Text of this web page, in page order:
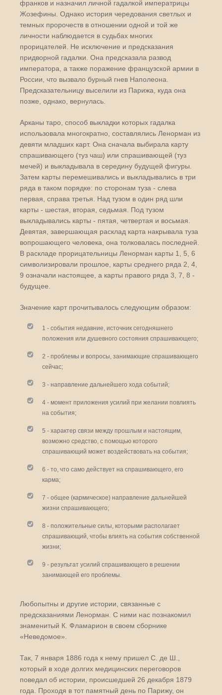
франков и назначил личной гадалкой императрицы
Жозефины. Однако история чередования светлых и
темных пророчеств в отношении одной и той же
личности наблюдается в судьбах многих
прорицателей. Не исключение и предсказания
придворной гадалки. Она предсказала развод
императора, а также поражение французской армии в
России, что вызвало бурный гнев Наполеона.
Предсказательницу выселили из Парижа, куда она
позже, однако, вернулась.
Арканы таро, способ выкладки которых гадалка
использовала многократно, составлялись Ленорман из
девяти младших карт. Она сначала выбирала карту
спрашивающего (туз чаш) или спрашивающей (туз
мечей) и выкладывала в середину будущей фигуры.
Затем карты перемешивались и выкладывались в три
ряда в таком порядке: по сторонам туза - слева
первая, справа третья. Над тузом в один ряд шли
карты - шестая, вторая, седьмая. Под тузом
выкладывались карты - пятая, четвертая и восьмая.
Девятая, завершающая расклад карта накрывала туза
вопрошающего человека, она толковалась последней.
В раскладе прорицательницы Ленорман карты 1, 5, 6
символизировали прошлое, карты среднего ряда 2, 4,
9 означали настоящее, а карты правого ряда 3, 7, 8 -
будущее.
Значение карт прочитывалось следующим образом:
1 - события недавние, источник сегодняшнего
положения или душевного состояния спрашивающего;
2 - проблемы и вопросы, занимающие спрашивающего
сейчас;
3 - направление дальнейшего хода событий;
4 - момент приложения усилий при желании повлиять
на события;
5 - характер связи между прошлым и настоящим,
возможно средство, с помощью которого
спрашивающий может воздействовать на события;
6 - то, что само действует на спрашивающего, его
карма;
7 - общее (кармическое) направление дальнейшей
жизни спрашивающего;
8 - положительные силы, которыми располагает
спрашивающий, чтобы влиять на события собственной
жизни;
9 - результат усилий спрашивающего в решении
занимающей его проблемы.
Любопытны и другие истории, связанные с
предсказаниями Ленорман. С ними нас познакомил
знаменитый К. Фламарион в своем сборнике
«Неведомое».
Так, 7 января 1886 года к нему пришел С. де Ш.,
который в ходе долгих медицинских переговоров
поведал об истории, происшедшей 26 декабря 1879
года. Проходя в тот памятный день по Парижу, он